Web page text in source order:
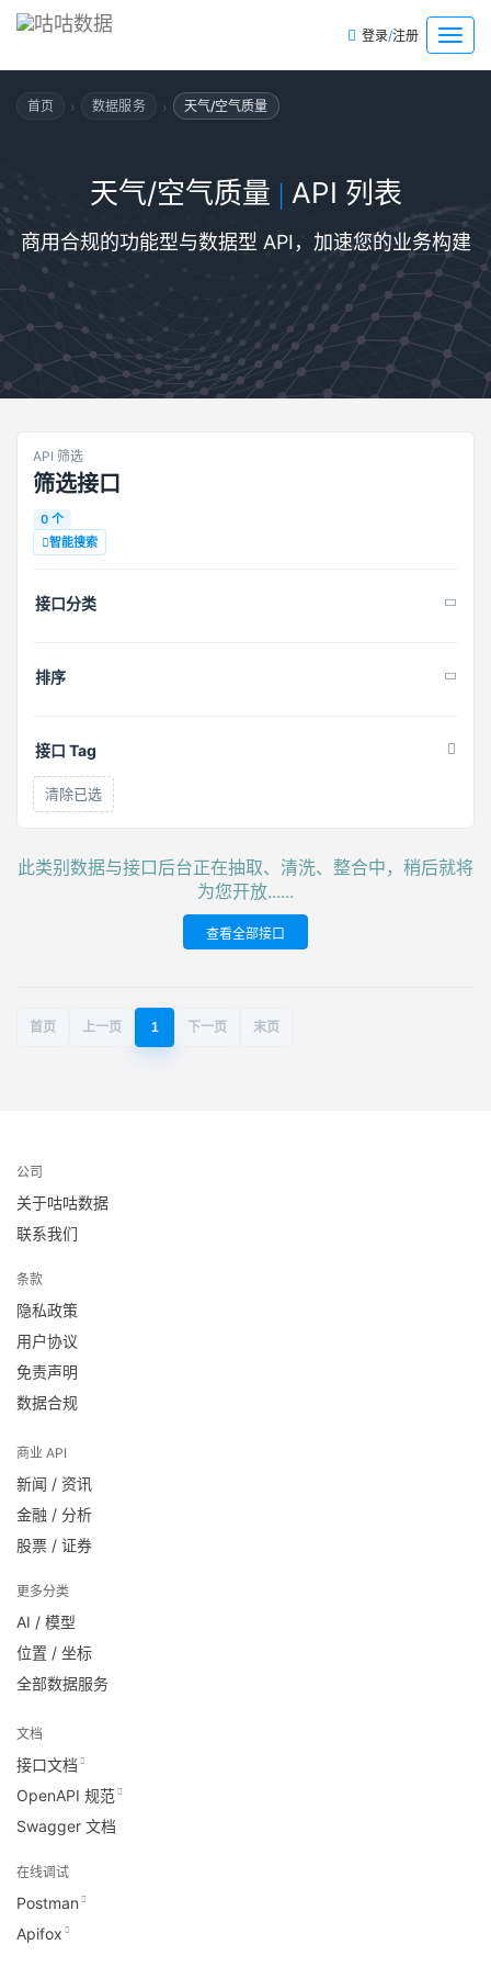
菜
单
登录/注册
首页 › 数据服务 › 天气/空气质量
天气/空气质量 | API 列表
商用合规的功能型与数据型 API，加速您的业务构建
API 筛选
筛选接口
0 个
智能搜索
接口分类
排序
接口 Tag
清除已选
此类别数据与接口后台正在抽取、清洗、整合中，稍后就将
为您开放......
查看全部接口
首页 上一页 1 下一页 末页
公司
关于咕咕数据
联系我们
条款
隐私政策
用户协议
免责声明
数据合规
商业 API
新闻 / 资讯
金融 / 分析
股票 / 证券
更多分类
AI / 模型
位置 / 坐标
全部数据服务
文档
接口文档
OpenAPI 规范
Swagger 文档
在线调试
Postman
Apifox